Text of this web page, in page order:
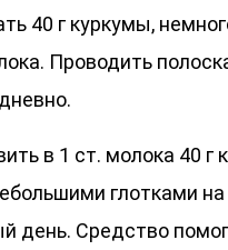
40 г куркумы,
Проводить
в 1 ст. молока 40 г
глотками на
день. Средство